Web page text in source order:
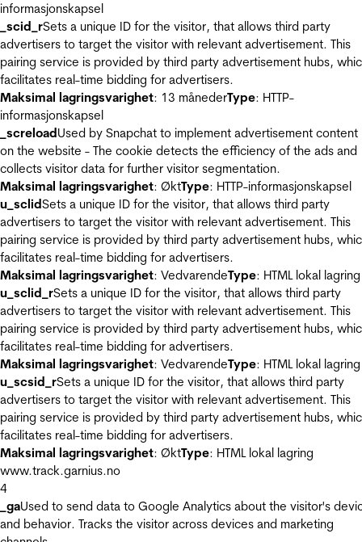
informasjonskapsel
_scid_rSets a unique ID for the visitor, that allows third party
advertisers to target the visitor with relevant advertisement. This
pairing service is provided by third party advertisement hubs,
facilitates real-time bidding for advertisers.
Maksimal lagringsvarighet: 13 månederType: HTTP-
informasjonskapsel
_screloadUsed by Snapchat to implement advertisement content
on the website - The cookie detects the efficiency of the ads and
collects visitor data for further visitor segmentation.
Maksimal lagringsvarighet: ØktType: HTTP-informasjonskapsel
u_sclidSets a unique ID for the visitor, that allows third party
advertisers to target the visitor with relevant advertisement. This
pairing service is provided by third party advertisement hubs,
facilitates real-time bidding for advertisers.
Maksimal lagringsvarighet: VedvarendeType: HTML lokal lagring
u_sclid_rSets a unique ID for the visitor, that allows third party
advertisers to target the visitor with relevant advertisement. This
pairing service is provided by third party advertisement hubs,
facilitates real-time bidding for advertisers.
Maksimal lagringsvarighet: VedvarendeType: HTML lokal lagring
u_scsid_rSets a unique ID for the visitor, that allows third party
advertisers to target the visitor with relevant advertisement. This
pairing service is provided by third party advertisement hubs,
facilitates real-time bidding for advertisers.
Maksimal lagringsvarighet: ØktType: HTML lokal lagring
www.track.garnius.no
4
_gaUsed to send data to Google Analytics about the visitor's
and behavior. Tracks the visitor across devices and marketing